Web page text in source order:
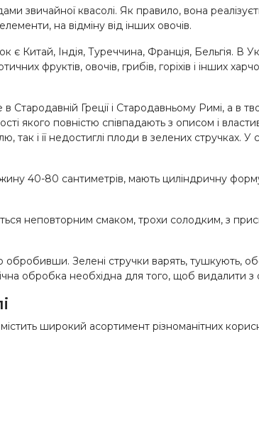
звичайної квасолі. Як правило, вона
на відміну від інших овочів.
є Китай, Індія, Туреччина, Франція, Бельгія. В
фруктів, овочів, грибів, горіхів і інших
Стародавній Греції і Стародавньому Римі, а
якого повністю співпадають з описом і
і її недостиглі плоди в зелених стручках. У
40-80 сантиметрів, мають циліндричну
неповторним смаком, трохи солодким, з
Зелені стручки варять, тушкують,
обробка необхідна для того, щоб видалити з
широкий асортимент різноманітних